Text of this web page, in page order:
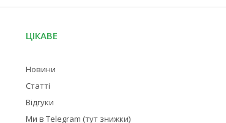
ЦІКАВЕ
Новини
Статті
Відгуки
Ми в Telegram (тут знижки)